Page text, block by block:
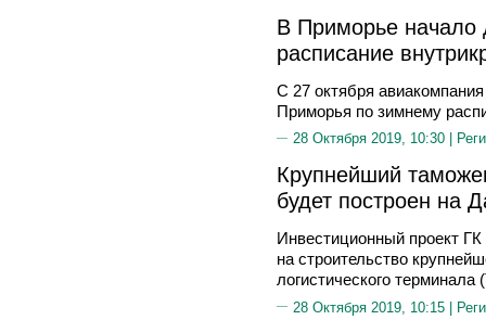
В Приморье начало
расписание
С 27 октября
Приморья по зимнему
28 Октября 2019, 10:30 |
Крупнейший
будет построен на
Инвестиционный проект
на строительство
логистического терминала
28 Октября 2019, 10:15 |